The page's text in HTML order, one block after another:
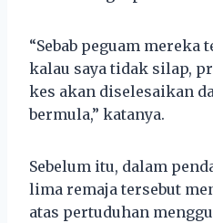
“Sebab peguam mereka
kalau saya tidak silap,
kes akan diselesaikan
bermula,” katanya.
Sebelum itu, dalam
lima remaja tersebut
atas pertuduhan